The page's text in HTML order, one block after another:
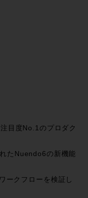
目度No.1のプロダク
たNuendo6の新機能
ークフローを検証し